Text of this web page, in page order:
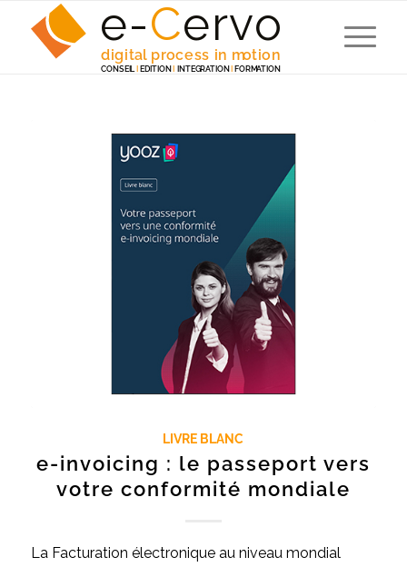
e-Cervo
digital process in motion
CONSEIL EDITION INTEGRATION FORMATION
LIVRE BLANC
e-invoicing : le passeport vers
votre conformité mondiale
La Facturation électronique au niveau mondial